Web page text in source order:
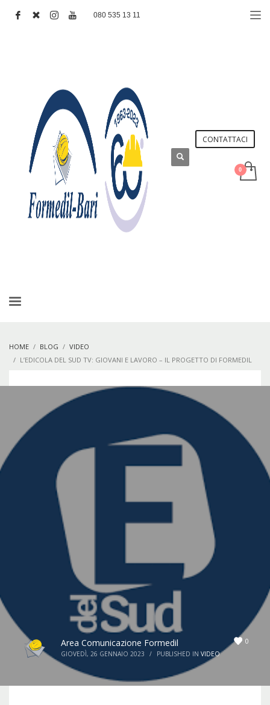
080 535 13 11
CONTATTACI
HOME BLOG
VIDEO
L’EDICOLA DEL SUD TV: GIOVANI E LAVORO – IL PROGETTO DI FORMEDIL
0
Area Comunicazione Formedil
GIOVEDÌ, 26 GENNAIO 2023 / PUBLISHED IN VIDEO